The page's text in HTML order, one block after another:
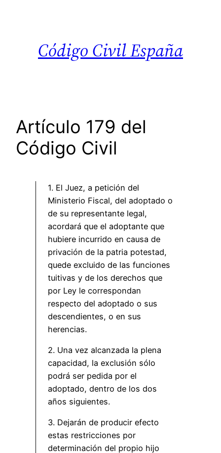
Código Civil España
Artículo 179 del
Código Civil
1. El Juez, a petición del
Ministerio Fiscal, del adoptado o
de su representante legal,
acordará que el adoptante que
hubiere incurrido en causa de
privación de la patria potestad,
quede excluido de las funciones
tuitivas y de los derechos que
por Ley le correspondan
respecto del adoptado o sus
descendientes, o en sus
herencias.
2. Una vez alcanzada la plena
capacidad, la exclusión sólo
podrá ser pedida por el
adoptado, dentro de los dos
años siguientes.
3. Dejarán de producir efecto
estas restricciones por
determinación del propio hijo